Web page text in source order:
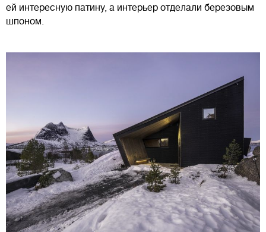
ей интересную патину, а интерьер отделали березовым
шпоном.